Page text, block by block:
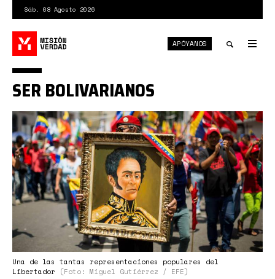
contenido
principal
Sáb. 08 Agosto 2026
APÓYANOS
Simón-
Bolívar.jpg
Una de las tantas representaciones populares del
Libertador
(Foto: Miguel Gutiérrez / EFE)
SER BOLIVARIANOS